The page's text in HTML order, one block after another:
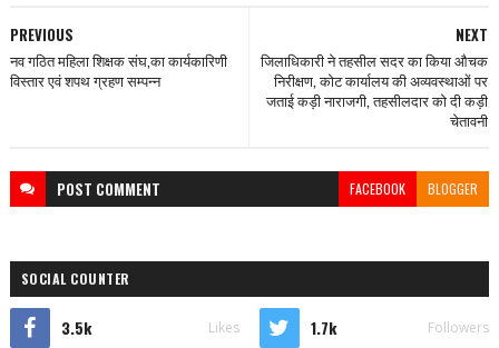
NEXT
जिलाधिकारी ने तहसील सदर का किया औचक
निरीक्षण, कोट कार्यालय की अव्यवस्थाओं पर
जताई कड़ी नाराजगी, तहसीलदार को दी कड़ी
चेतावनी
PREVIOUS
नव गठित महिला शिक्षक संघ,का कार्यकारिणी
विस्तार एवं शपथ ग्रहण सम्पन्न
POST COMMENT FACEBOOK BLOGGER
SOCIAL COUNTER
3.5k Likes 1.7k Followers